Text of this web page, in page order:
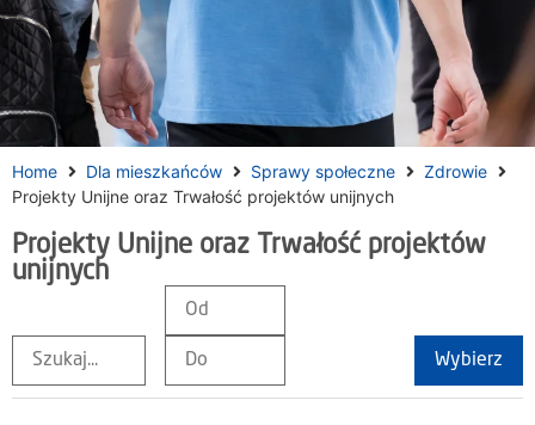
Home Dla mieszkańców Sprawy społeczne
Zdrowie
Projekty Unijne oraz Trwałość projektów unijnych
Projekty Unijne oraz Trwałość projektów
unijnych
Wybierz